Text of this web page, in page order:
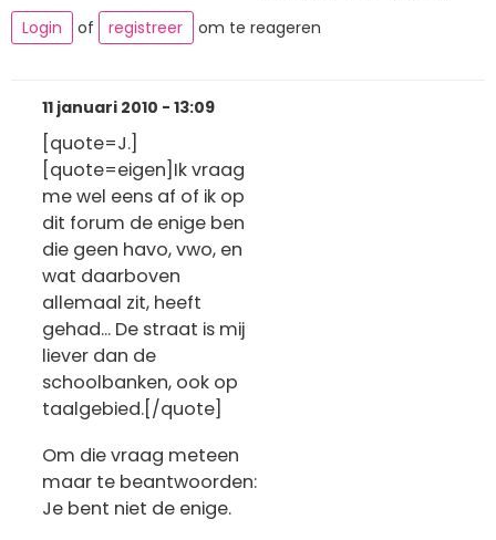
Login
of registreer om te reageren
11 januari 2010 - 13:09
[quote=J.]
[quote=eigen]Ik vraag
me wel eens af of ik op
dit forum de enige ben
die geen havo, vwo, en
wat daarboven
allemaal zit, heeft
gehad... De straat is mij
liever dan de
schoolbanken, ook op
taalgebied.[/quote]
Om die vraag meteen
maar te beantwoorden:
Je bent niet de enige.